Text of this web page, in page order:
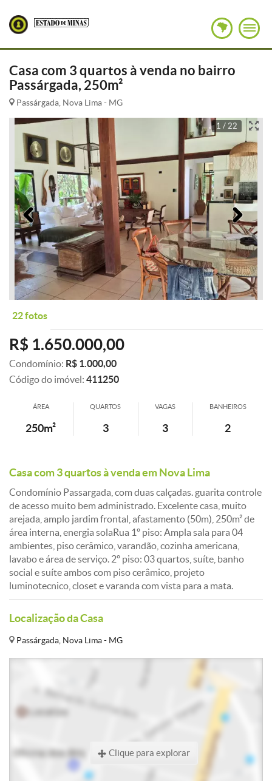
Casa com 3 quartos à venda no bairro
Passárgada, 250m²
Passárgada, Nova Lima - MG
1 / 22
Anterior
22 fotos
R$ 1.650.000,00
Condomínio: R$ 1.000,00
Código do imóvel: 411250
ÁREA
250m²
QUARTOS
3
VAGAS
3
BANHEIROS
2
Casa com 3 quartos à venda em Nova Lima
Condomínio Passargada, com duas calçadas. guarita controle
de acesso muito bem administrado. Excelente casa, muito
arejada, amplo jardim frontal, afastamento (50m), 250m² de
área interna, energia solaRua 1º piso: Ampla sala para 04
ambientes, piso cerâmico, varandão, cozinha americana,
lavabo e área de serviço. 2º piso: 03 quartos, suíte, banho
social e suíte ambos com piso cerâmico, projeto
luminotecnico, closet e varanda com vista para a mata.
Localização da Casa
Passárgada, Nova Lima - MG
Clique para explorar